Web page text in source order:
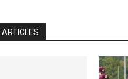
ARTICLES